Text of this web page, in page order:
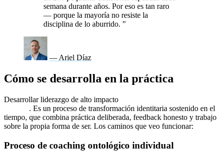
semana durante años. Por eso es tan raro
— porque la mayoría no resiste la
disciplina de lo aburrido. ”
— Ariel Díaz
Cómo se desarrolla en la práctica
Desarrollar liderazgo de alto impacto
. Es un proceso de transformación identitaria sostenido en el
tiempo, que combina práctica deliberada, feedback honesto y trabajo
sobre la propia forma de ser. Los caminos que veo funcionar:
Proceso de coaching ontológico individual